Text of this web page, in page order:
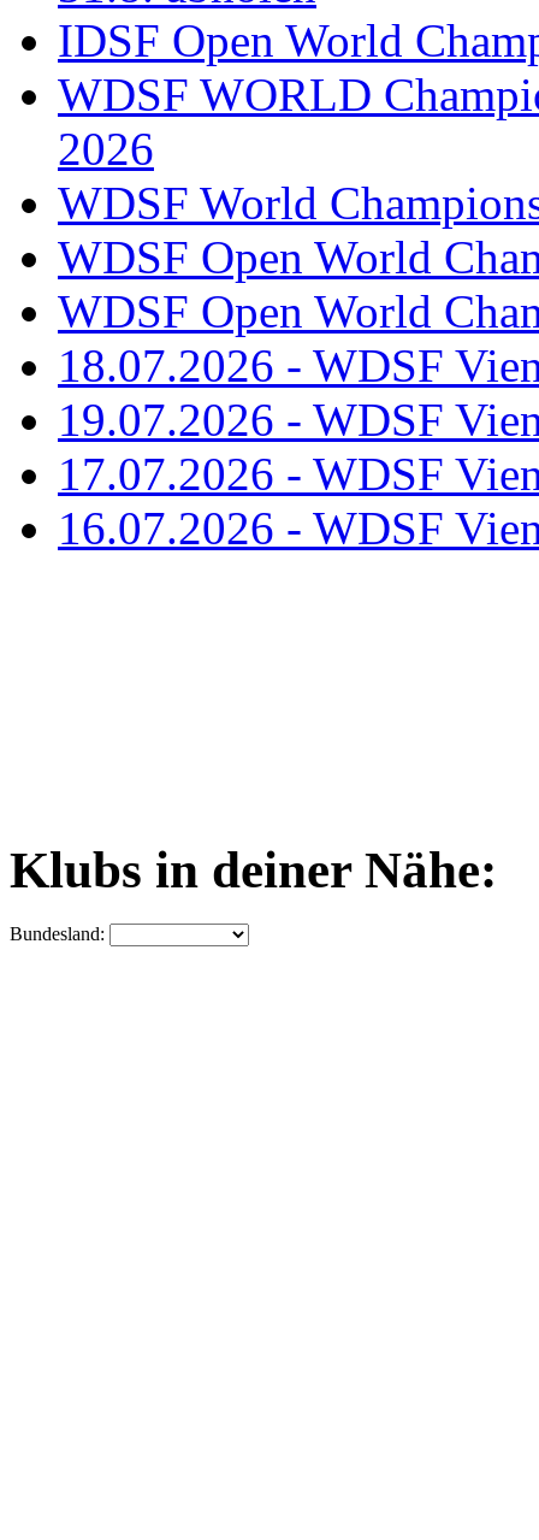
IDSF Open World
WDSF WORLD
2026
WDSF World
WDSF Open World
WDSF Open World
18.07.2026 - WDSF
19.07.2026 - WDSF
17.07.2026 - WDSF
16.07.2026 - WDSF
Klubs in deiner Nähe:
Bundesland: